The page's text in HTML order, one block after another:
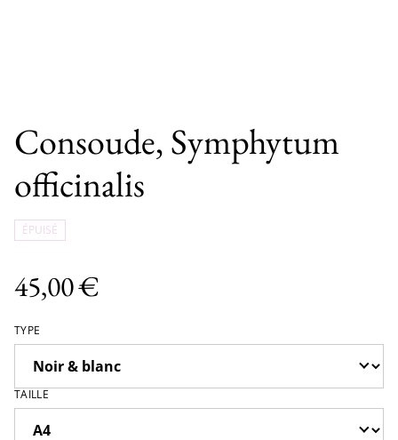
Consoude, Symphytum
officinalis
ÉPUISÉ
45,00 €
TYPE
TAILLE